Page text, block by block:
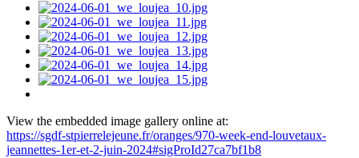
View the embedded image gallery online at:
https://sgdf-stpierrelejeune.fr/oranges/970-week-end-louvetaux-
jeannettes-1er-et-2-juin-2024#sigProId27ca7bf1b8